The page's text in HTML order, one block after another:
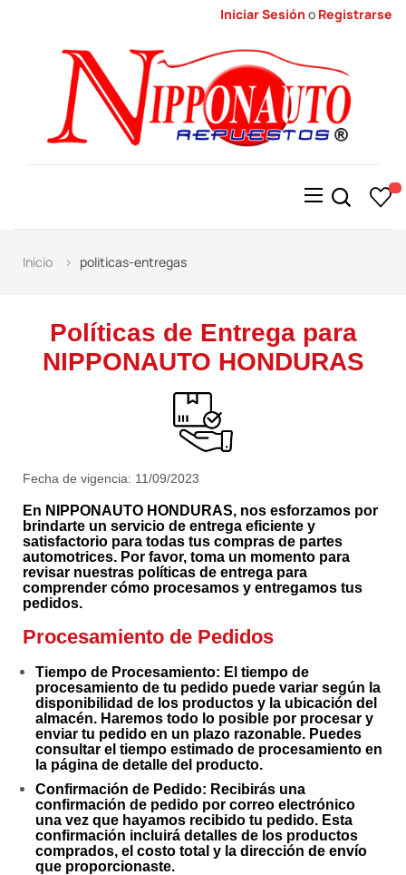
Iniciar Sesión o Registrarse
Alternar
navegación
☰
Inicio politicas-entregas
Políticas de Entrega para
NIPPONAUTO HONDURAS
Fecha de vigencia: 11/09/2023
En NIPPONAUTO HONDURAS, nos esforzamos por
brindarte un servicio de entrega eficiente y
satisfactorio para todas tus compras de partes
automotrices. Por favor, toma un momento para
revisar nuestras políticas de entrega para
comprender cómo procesamos y entregamos tus
pedidos.
Procesamiento de Pedidos
Tiempo de Procesamiento: El tiempo de
procesamiento de tu pedido puede variar según la
disponibilidad de los productos y la ubicación del
almacén. Haremos todo lo posible por procesar y
enviar tu pedido en un plazo razonable. Puedes
consultar el tiempo estimado de procesamiento en
la página de detalle del producto.
Confirmación de Pedido: Recibirás una
confirmación de pedido por correo electrónico
una vez que hayamos recibido tu pedido. Esta
confirmación incluirá detalles de los productos
comprados, el costo total y la dirección de envío
que proporcionaste.